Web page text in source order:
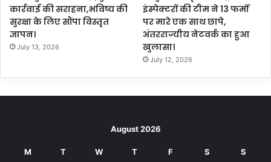
कार्रवाई की सराहना,भविष्य की
सुरक्षा के लिए सौंपा विस्तृत
ज्ञापन।
July 13, 2026
इंस्पेक्टरों की टीम ने 13 फर्मों
पर मारे एक साथ छापे,
अंतरराज्यीय नेटवर्क का हुआ
खुलासा।
July 12, 2026
August 2026
M T W T F S S